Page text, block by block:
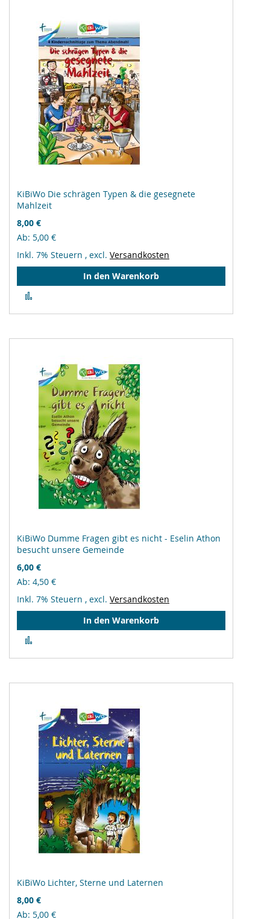
KiBiWo Die schrägen Typen & die gesegnete
Mahlzeit
8,00 €
Ab 5,00 €
Inkl. 7% Steuern , excl. Versandkosten
In den Warenkorb
hinzufügen
KiBiWo Dumme Fragen gibt es nicht - Eselin Athon
besucht unsere Gemeinde
6,00 €
Ab 4,50 €
Inkl. 7% Steuern , excl. Versandkosten
In den Warenkorb
hinzufügen
KiBiWo Lichter, Sterne und Laternen
8,00 €
Ab 5,00 €